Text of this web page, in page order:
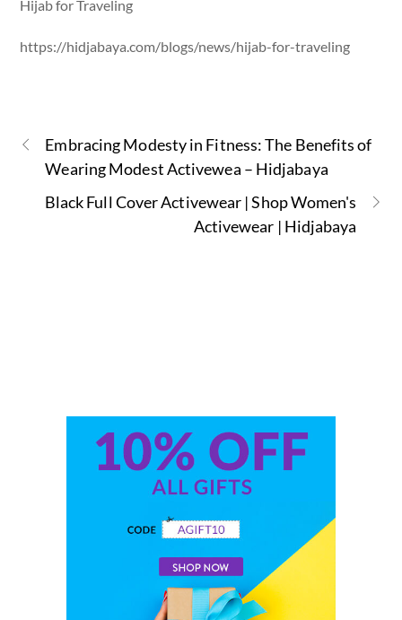
Hijab for Traveling
https://hidjabaya.com/blogs/news/hijab-for-traveling
Embracing Modesty in Fitness: The Benefits of
Wearing Modest Activewea – Hidjabaya
Black Full Cover Activewear | Shop Women's
Activewear | Hidjabaya